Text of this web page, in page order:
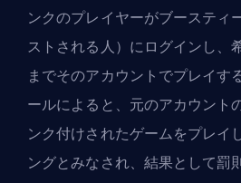
ンクのプレイヤーがブースティ
ストされる人）にログインし、
までそのアカウントでプレイす
ールによると、元のアカウント
ンク付けされたゲームをプレイ
ングとみなされ、結果として罰